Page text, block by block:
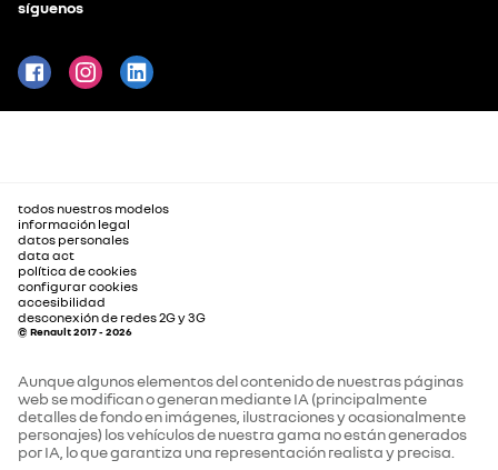
síguenos
todos nuestros modelos
información legal
datos personales
data act
política de cookies
configurar cookies
accesibilidad
desconexión de redes 2G y 3G
© Renault 2017 - 2026
Aunque algunos elementos del contenido de nuestras páginas
web se modifican o generan mediante IA (principalmente
detalles de fondo en imágenes, ilustraciones y ocasionalmente
personajes) los vehículos de nuestra gama no están generados
por IA, lo que garantiza una representación realista y precisa.